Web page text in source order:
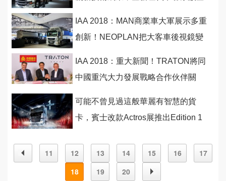
IAA 2018：MAN商業車大軍展示多重
創新！NEOPLAN把大客車後視鏡變
IAA 2018：重大新聞！TRATON將同
中國重汽大力發展戰略合作伙伴關
可能不曾見過這般華麗有智慧的貨
卡，賓士改款Actros展推出Edition 1
11 12 13 14 15 16
17
18
19 20